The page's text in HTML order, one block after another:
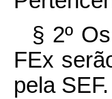
§ 2º
FEx
pela SEF.